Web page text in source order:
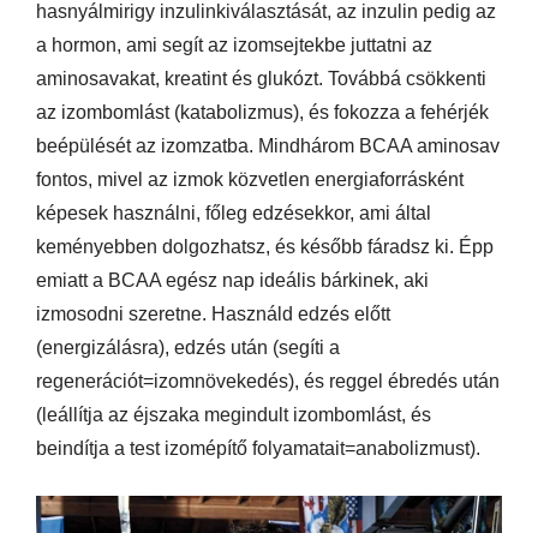
hasnyálmirigy inzulinkiválasztását, az inzulin pedig az
a hormon, ami segít az izomsejtekbe juttatni az
aminosavakat, kreatint és glukózt. Továbbá csökkenti
az izombomlást (katabolizmus), és fokozza a fehérjék
beépülését az izomzatba. Mindhárom BCAA aminosav
fontos, mivel az izmok közvetlen energiaforrásként
képesek használni, főleg edzésekkor, ami által
keményebben dolgozhatsz, és később fáradsz ki. Épp
emiatt a BCAA egész nap ideális bárkinek, aki
izmosodni szeretne. Használd edzés előtt
(energizálásra), edzés után (segíti a
regenerációt=izomnövekedés), és reggel ébredés után
(leállítja az éjszaka megindult izombomlást, és
beindítja a test izomépítő folyamatait=anabolizmust).